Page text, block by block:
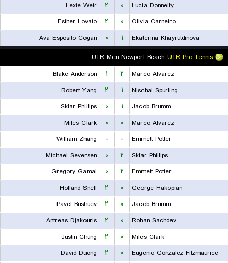
Lucia Donnelly
۰ ۲
Lexie Weir
Olivia Carneiro
۰ ۲
Esther Lovato
Ekaterina Khayrutdinova
۱ ۰
Ava Esposito Cogan
UTR Pro Tennis
UTR Men Newport Beach
Marco Alvarez
۲ ۱
Blake Anderson
Nischal Spurling
۱ ۲
Robert Yang
Jacob Brumm
۱ ۰
Sklar Phillips
Marco Alvarez
۰ ۰
Miles Clark
Emmett Potter
-
-
William Zhang
Sklar Phillips
۲ ۰
Michael Seversen
Emmett Potter
۲ ۰
Gregory Gamal
George Hakopian
۰ ۲
Holland Snell
Jacob Brumm
۰ ۲
Pavel Bushuev
Rohan Sachdev
۰ ۲
Antreas Djakouris
Miles Clark
۰ ۲
Justin Chung
Eugenio Gonzalez Fitzmaurice
۰ ۲
David Duong